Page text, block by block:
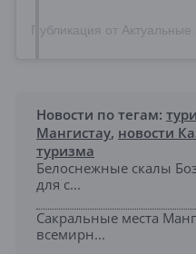
Новости по тегам:
Мангистау, новости
туризма
Белоснежные скалы
для с...
Сакральные места
всемирн...